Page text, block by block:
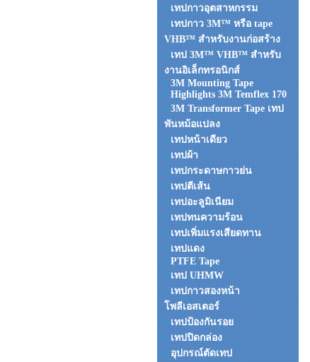
เทปกาวอุตสาหกรรม
เทปกาว 3M™ หรือ tape
VHB™ สำหรับงานก่อสร้าง
เทป 3M™ VHB™ สำหรับ
งานอิเล็กทรอนิกส์
3M Mounting Tape
Highlights 3M Temflex 170
3M Transformer Tape เทป
พันหม้อแปลง
เทปหน้าเดียว
เทปผ้า
เทปกระดาษกาวย่น
เทปตีเส้น
เทปอะลูมิเนียม
เทปทนความร้อน
เทปเพิ่มแรงเสียดทาน
เทปแดง
PTFE Tape
เทป UHMW
เทปกาวสองหน้า
โพลีเอสเตอร์
เทปป้องกันรอย
เทปปิดกล่อง
อุปกรณ์ตัดเทป